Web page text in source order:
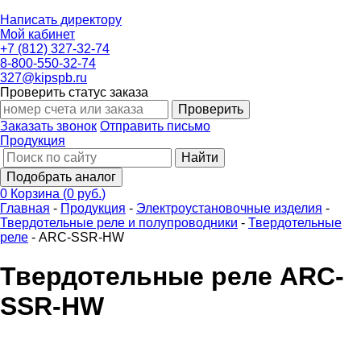
Написать директору
Мой кабинет
+7 (812) 327-32-74
8-800-550-32-74
327@kipspb.ru
Проверить статус заказа
Проверить
Заказать звонок Отправить письмо
Продукция
Найти
Подобрать аналог
0 Корзина (0 руб.)
Главная - Продукция - Электроустановочные изделия -
Твердотельные реле и полупроводники - Твердотельные
реле - ARC-SSR-HW
Твердотельные реле ARC-
SSR-HW